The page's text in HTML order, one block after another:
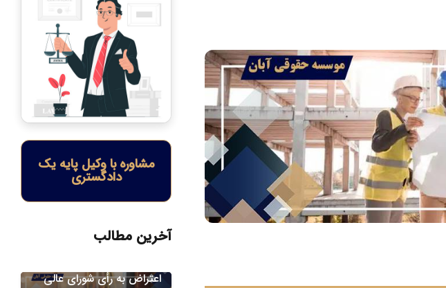
مشاوره با وکیل پایه یک
دادگستری
آخرین مطالب
اعتراض به رأی شورای عالی